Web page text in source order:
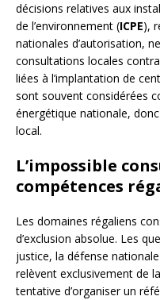
décisions relatives aux
de l’environnement (ICPE),
nationales d’autorisation,
consultations locales
liées à l’implantation de
sont souvent considérées
énergétique nationale,
local.
L’impossible
compétences
Les domaines régaliens
d’exclusion absolue. Les
justice, la défense
relèvent exclusivement de
tentative d’organiser un